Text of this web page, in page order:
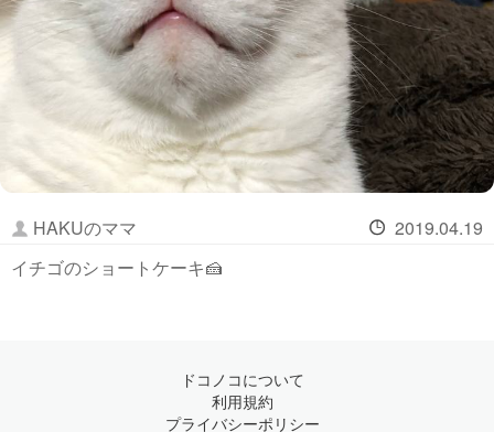
HAKUのママ
2019.04.19
イチゴのショートケーキ🍰
ドコノコについて
利用規約
プライバシーポリシー